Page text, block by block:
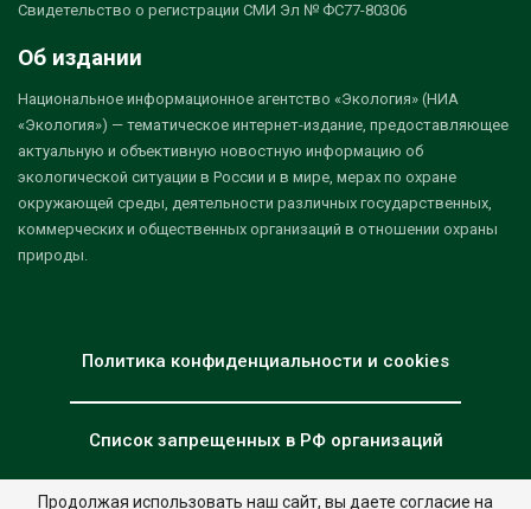
Свидетельство о регистрации СМИ Эл № ФС77-80306
Об издании
Национальное информационное агентство «Экология» (НИА
«Экология») — тематическое интернет-издание, предоставляющее
актуальную и объективную новостную информацию об
экологической ситуации в России и в мире, мерах по охране
окружающей среды, деятельности различных государственных,
коммерческих и общественных организаций в отношении охраны
природы.
Политика конфиденциальности и cookies
Список запрещенных в РФ организаций
Продолжая использовать наш сайт, вы даете согласие на